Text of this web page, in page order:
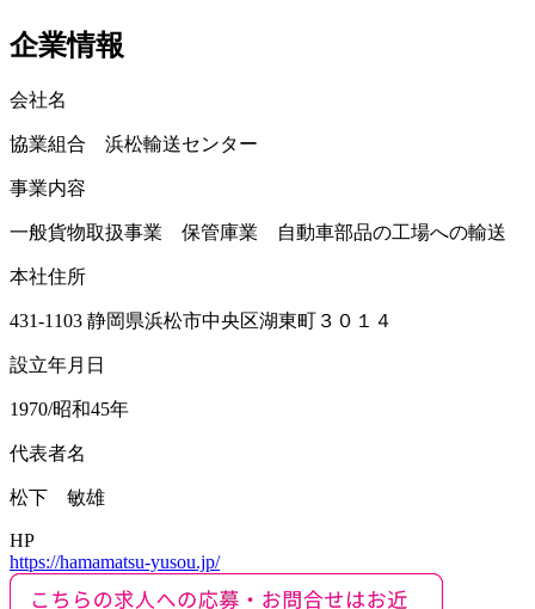
企業情報
会社名
協業組合 浜松輸送センター
事業内容
一般貨物取扱事業 保管庫業 自動車部品の工場への輸送
本社住所
431-1103 静岡県浜松市中央区湖東町３０１４
設立年月日
1970/昭和45年
代表者名
松下 敏雄
HP
https://hamamatsu-yusou.jp/